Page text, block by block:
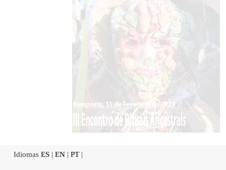
Idiomas ES | EN | PT |